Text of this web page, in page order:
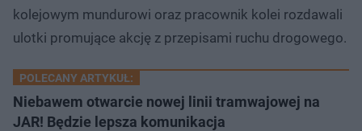
kolejowym mundurowi oraz pracownik kolei rozdawali
ulotki promujące akcję z przepisami ruchu drogowego.
POLECANY ARTYKUŁ:
Niebawem otwarcie nowej linii tramwajowej na
JAR! Będzie lepsza komunikacja